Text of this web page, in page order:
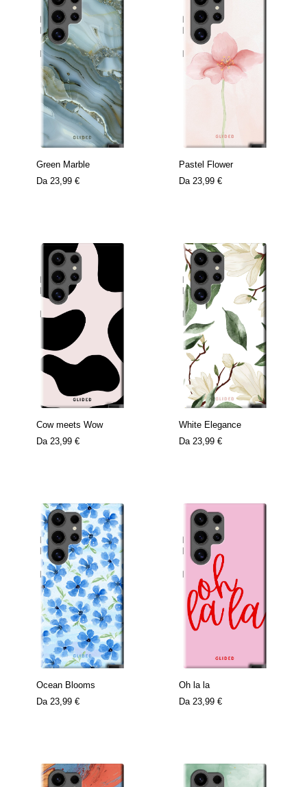
Green Marble
Da 23,99 €
Pastel Flower
Da 23,99 €
Cow meets Wow
Da 23,99 €
White Elegance
Da 23,99 €
Ocean Blooms
Da 23,99 €
Oh la la
Da 23,99 €